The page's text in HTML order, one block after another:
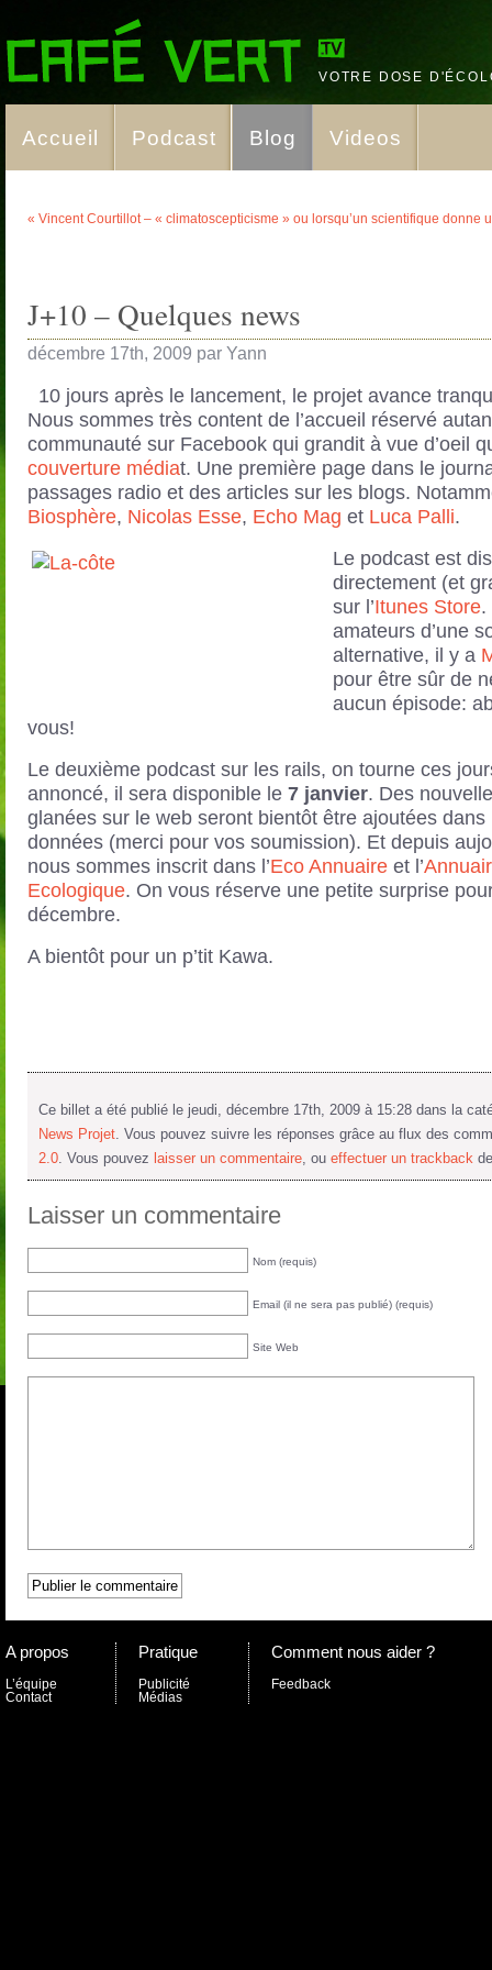
VOTRE DOSE
Accueil Podcast Blog Videos
« Vincent Courtillot – « climatoscepticisme » ou lorsqu’un scientifique donne
J+10 – Quelques news
décembre 17th, 2009 par Yann
10 jours après le lancement, le projet avance
Nous sommes très content de l’accueil réservé
communauté sur Facebook qui grandit à vue d’oeil
couverture médiat. Une première page dans le
passages radio et des articles sur les blogs.
Biosphère, Nicolas Esse, Echo Mag et Luca Palli.
Le podcast est
directement (et
sur l’Itunes Store.
amateurs d’une
alternative, il y a
pour être sûr de
aucun épisode:
vous!
Le deuxième podcast sur les rails, on tourne ces
annoncé, il sera disponible le 7 janvier. Des
glanées sur le web seront bientôt être ajoutées dans
données (merci pour vos soumission). Et depuis
nous sommes inscrit dans l’Eco Annuaire et l’
Ecologique. On vous réserve une petite surprise
décembre.
A bientôt pour un p’tit Kawa.
Ce billet a été publié le jeudi, décembre 17th, 2009 à 15:28 dans la
News Projet. Vous pouvez suivre les réponses grâce au flux des
2.0. Vous pouvez laisser un commentaire, ou effectuer un trackback
Laisser un commentaire
Nom (requis)
Email (il ne sera pas publié) (requis)
Site Web
A propos
L’équipe
Contact
Pratique
Publicité
Médias
Comment nous aider ?
Feedback